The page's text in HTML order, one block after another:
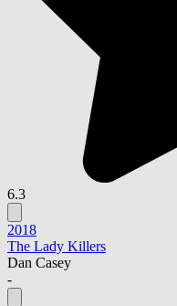
6.3
2018
The Lady Killers
Dan Casey
-